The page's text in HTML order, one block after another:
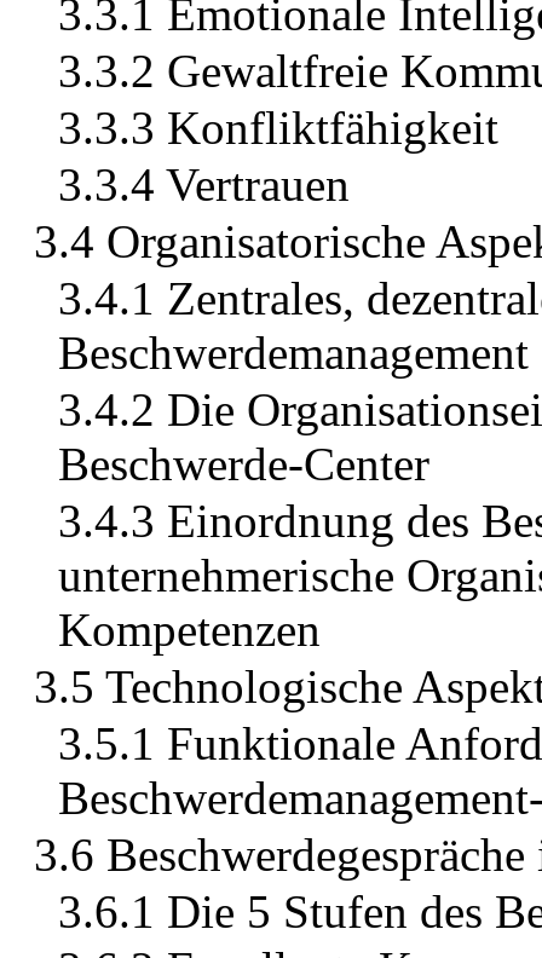
3.3.1 Emotionale
3.3.2 Gewaltfreie
3.3.3 Konfliktfähigkeit
3.3.4 Vertrauen
3.4 Organisatorische
3.4.1 Zentrales,
Beschwerdemanagement
3.4.2 Die
Beschwerde-Center
3.4.3 Einordnung des
unternehmerische
Kompetenzen
3.5 Technologische
3.5.1 Funktionale
3.6
3.6.1 Die 5 Stufen des